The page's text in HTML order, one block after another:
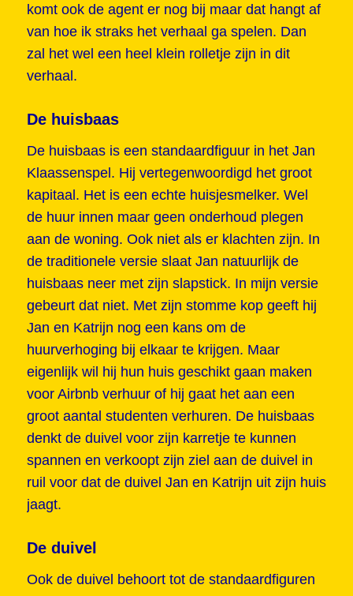
komt ook de agent er nog bij maar dat hangt af
van hoe ik straks het verhaal ga spelen. Dan
zal het wel een heel klein rolletje zijn in dit
verhaal.
De huisbaas
De huisbaas is een standaardfiguur in het Jan
Klaassenspel. Hij vertegenwoordigd het groot
kapitaal. Het is een echte huisjesmelker. Wel
de huur innen maar geen onderhoud plegen
aan de woning. Ook niet als er klachten zijn. In
de traditionele versie slaat Jan natuurlijk de
huisbaas neer met zijn slapstick. In mijn versie
gebeurt dat niet. Met zijn stomme kop geeft hij
Jan en Katrijn nog een kans om de
huurverhoging bij elkaar te krijgen. Maar
eigenlijk wil hij hun huis geschikt gaan maken
voor Airbnb verhuur of hij gaat het aan een
groot aantal studenten verhuren. De huisbaas
denkt de duivel voor zijn karretje te kunnen
spannen en verkoopt zijn ziel aan de duivel in
ruil voor dat de duivel Jan en Katrijn uit zijn huis
jaagt.
De duivel
Ook de duivel behoort tot de standaardfiguren